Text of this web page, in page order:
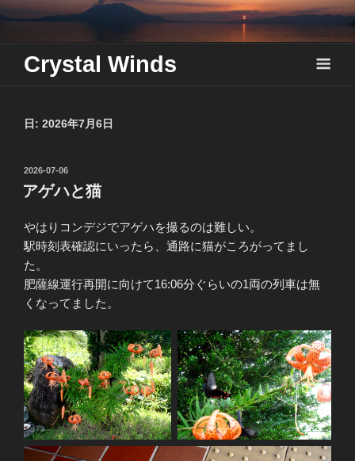
Skip
content
Crystal Winds
日: 2026年7月6日
投
稿
日:
2026-07-06
アゲハと猫
やはりコンデジでアゲハを撮るのは難しい。
駅時刻表確認にいったら、通路に猫がころがってまし
た。
肥薩線運行再開に向けて16:06分ぐらいの1両の列車は無
くなってました。